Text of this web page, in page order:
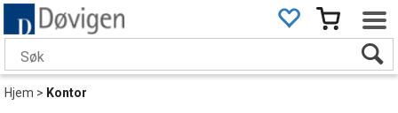
Hjem> Kontor